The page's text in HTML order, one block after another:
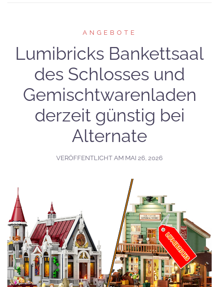
ANGEBOTE
Lumibricks Bankettsaal
des Schlosses und
Gemischtwarenladen
derzeit günstig bei
Alternate
VERÖFFENTLICHT AM MAI 26, 2026